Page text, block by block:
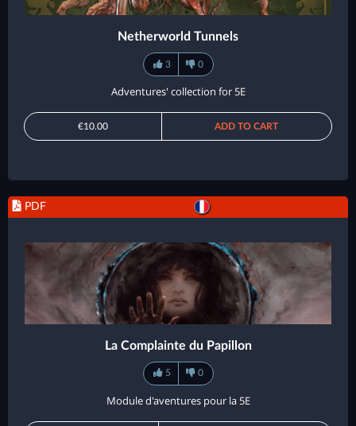
Netherworld Tunnels
3 0
Adventures' collection for 5E
€10.00 ADD TO CART
PDF
La Complainte du Papillon
5 0
Module d'aventures pour la 5E